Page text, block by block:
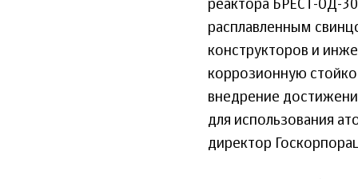
реактора БРЕСТ-ОД-
расплавленным
конструкторов и
коррозионную
внедрение
для использования
директор